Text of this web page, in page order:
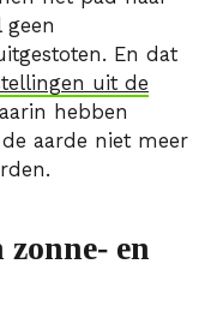
En dat
uit de
hebben
aarde niet meer
en